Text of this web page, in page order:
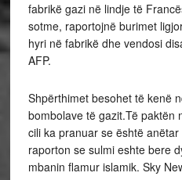
fabrikë gazi në lindje të
sotme, raportojnë burimet
hyri në fabrikë dhe vendosi
AFP.
Shpërthimet besohet të kenë
bombolave të gazit.Të paktën
cili ka pranuar se është
raporton se sulmi eshte bere
mbanin flamur islamik. Sky